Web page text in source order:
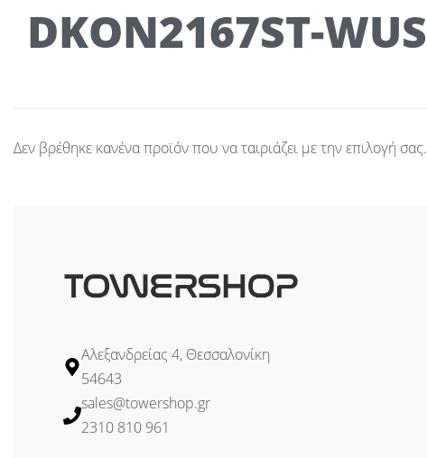
DKON2167ST-
Δεν βρέθηκε κανένα προϊόν που να ταιριάζει με την επιλογή σας.
Αλεξανδρείας 4, Θεσσαλονίκη
54643
sales@towershop.gr
2310 810 961